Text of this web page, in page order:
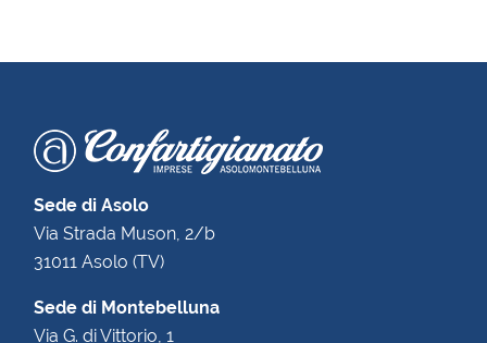
Sede di Asolo
Via Strada Muson, 2/b
31011 Asolo (TV)
Sede di Montebelluna
Via G. di Vittorio, 1